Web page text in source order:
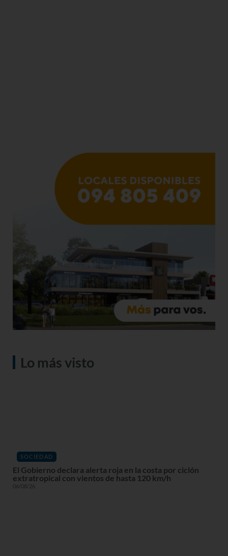
Lo más visto
SOCIEDAD
El Gobierno declara alerta roja en la costa por ciclón
extratropical con vientos de hasta 120 km/h
06/08/26